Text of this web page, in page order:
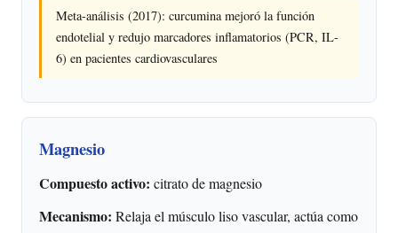
Meta-análisis (2017): curcumina mejoró la función
endotelial y redujo marcadores inflamatorios (PCR, IL-
6) en pacientes cardiovasculares
Magnesio
Compuesto activo: citrato de magnesio
Mecanismo: Relaja el músculo liso vascular, actúa como